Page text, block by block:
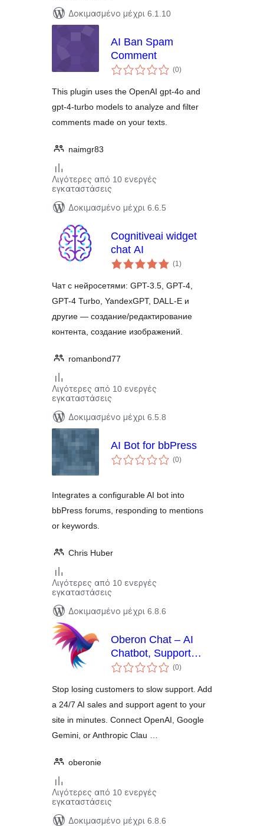
Δοκιμασμένο μέχρι 6.1.10
AI Ban Spam
Comment
(0αξιολογήσεις
σύνολο
)
This plugin uses the OpenAI gpt-4o and
gpt-4-turbo models to analyze and filter
comments made on your texts.
naimgr83
Λιγότερες από 10 ενεργές
εγκαταστάσεις
Δοκιμασμένο μέχρι 6.6.5
Cognitiveai widget
chat AI
(1αξιολογήσεις
σύνολο
)
Чат с нейросетями: GPT-3.5, GPT-4,
GPT-4 Turbo, YandexGPT, DALL-E и
другие — создание/редактирование
контента, создание изображений.
romanbond77
Λιγότερες από 10 ενεργές
εγκαταστάσεις
Δοκιμασμένο μέχρι 6.5.8
AI Bot for bbPress
(0αξιολογήσεις
σύνολο
)
Integrates a configurable AI bot into
bbPress forums, responding to mentions
or keywords.
Chris Huber
Λιγότερες από 10 ενεργές
εγκαταστάσεις
Δοκιμασμένο μέχρι 6.8.6
Oberon Chat – AI
Chatbot, Support
Agent & Lead
Gemini, Claude)
(0αξιολογήσεις
σύνολο
)
Stop losing customers to slow support. Add
a 24/7 AI sales and support agent to your
site in minutes. Connect OpenAI, Google
Gemini, or Anthropic Clau …
oberonie
Λιγότερες από 10 ενεργές
εγκαταστάσεις
Δοκιμασμένο μέχρι 6.8.6